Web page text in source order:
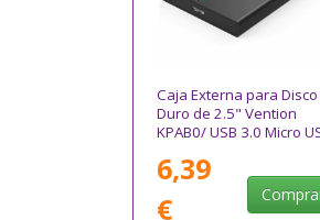
Caja Externa para Disco
Duro de 2.5" Vention
KPAB0/ USB 3.0 Micro
6,39
€